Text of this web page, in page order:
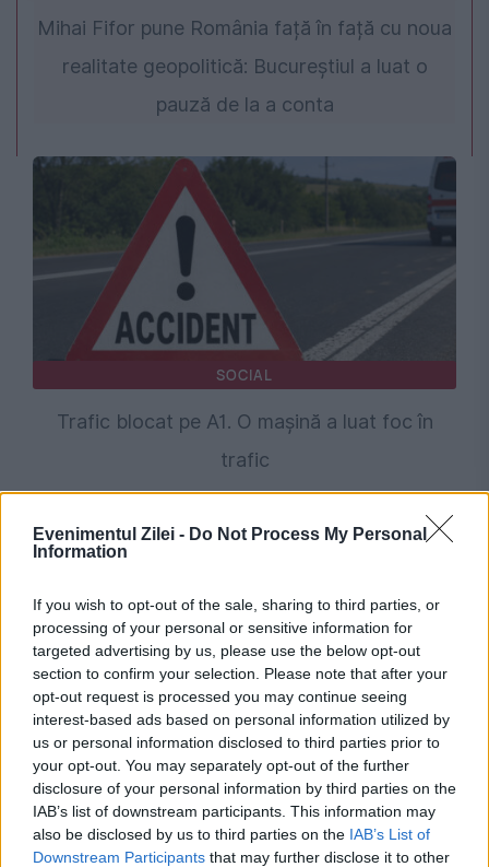
Evenimentul Zilei - Do Not Process My Personal
Information
If you wish to opt-out of the sale, sharing to third parties, or
processing of your personal or sensitive information for
targeted advertising by us, please use the below opt-out
section to confirm your selection. Please note that after your
opt-out request is processed you may continue seeing
interest-based ads based on personal information utilized by
us or personal information disclosed to third parties prior to
your opt-out. You may separately opt-out of the further
disclosure of your personal information by third parties on the
IAB’s list of downstream participants. This information may
also be disclosed by us to third parties on the IAB’s List of
Downstream Participants that may further disclose it to other
Mihai Fifor pune România față în față cu noua
realitate geopolitică: Bucureștiul a luat o
pauză de la a conta
SOCIAL
Trafic blocat pe A1. O mașină a luat foc în
trafic
SOCIAL
Cadavru carbonizat găsit într-o clădire
părăsită din Pitești. Primele concluzii ale
anchetatorilor